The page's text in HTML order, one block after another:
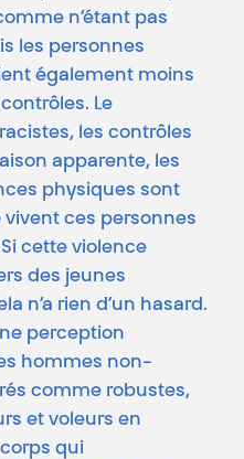
n’étant pas
les personnes
également moins
Le
les contrôles
apparente, les
physiques sont
vivent ces personnes
cette violence
des jeunes
n’a rien d’un hasard.
perception
hommes non-
comme robustes,
et voleurs en
qui